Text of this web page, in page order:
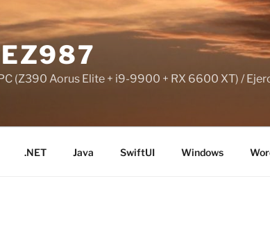
(Z390 Aorus Elite + i9-9900 + RX 6600 XT) /
.NET Java SwiftUI Windows